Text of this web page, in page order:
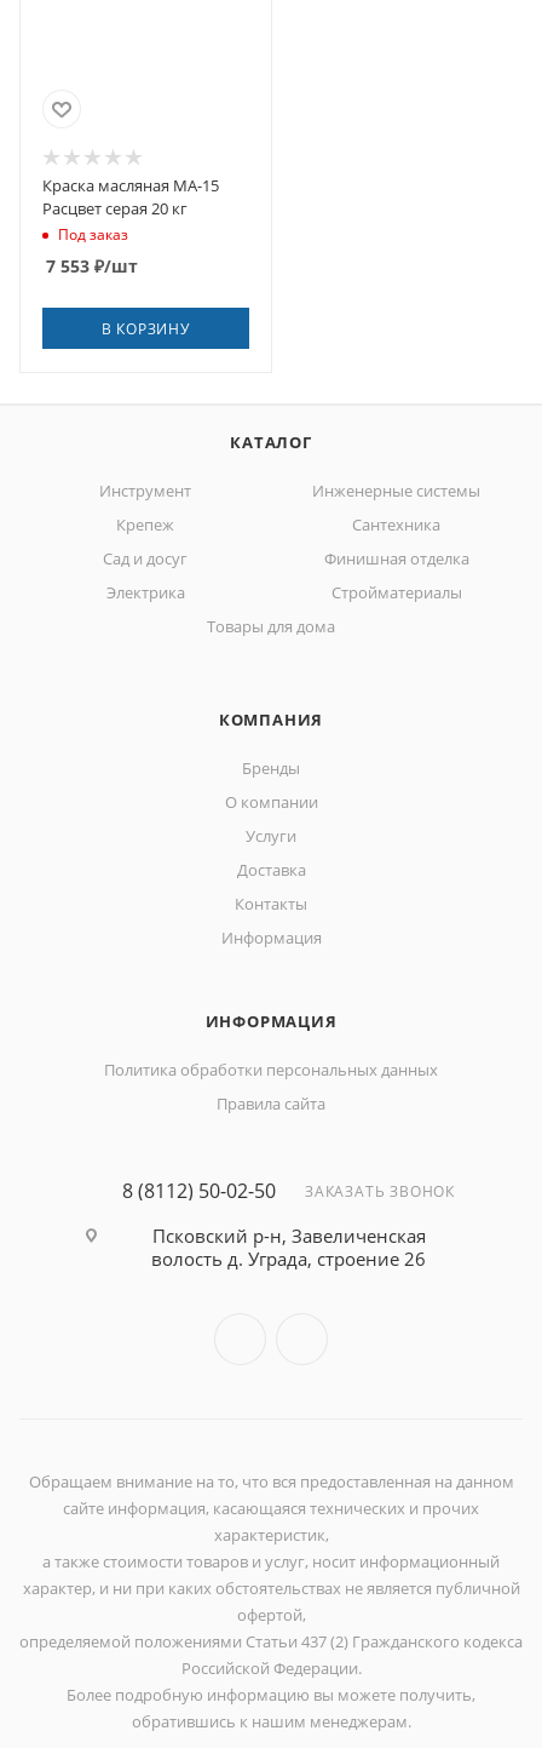
Краска масляная МА-15
Расцвет серая 20 кг
Под заказ
7 553 ₽/шт
В КОРЗИНУ
КАТАЛОГ
Инструмент
Инженерные системы
Крепеж
Сантехника
Сад и досуг
Финишная отделка
Электрика
Стройматериалы
Товары для дома
КОМПАНИЯ
Бренды
О компании
Услуги
Доставка
Контакты
Информация
ИНФОРМАЦИЯ
Политика обработки персональных данных
Правила сайта
8 (8112) 50-02-50 ЗАКАЗАТЬ ЗВОНОК
Псковский р-н, Завеличенская
волость д. Уграда, строение 26
Обращаем внимание на то, что вся предоставленная на данном
сайте информация, касающаяся технических и прочих
характеристик,
а также стоимости товаров и услуг, носит информационный
характер, и ни при каких обстоятельствах не является публичной
офертой,
определяемой положениями Статьи 437 (2) Гражданского кодекса
Российской Федерации.
Более подробную информацию вы можете получить,
обратившись к нашим менеджерам.